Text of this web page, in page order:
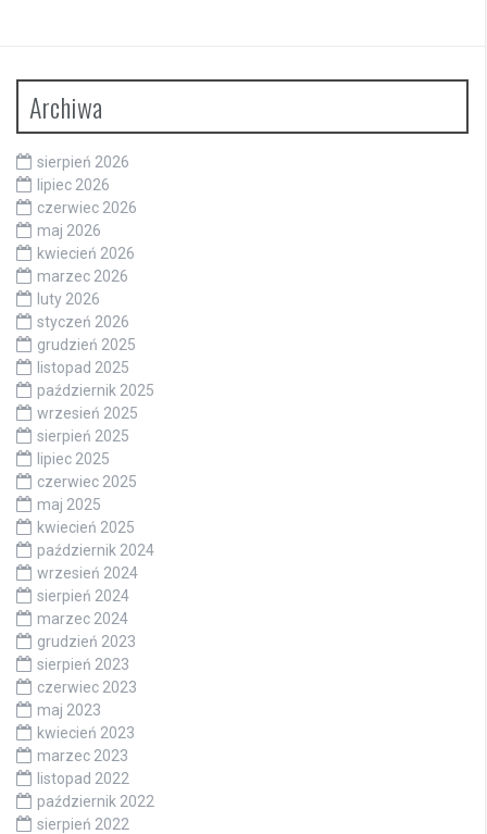
Archiwa
sierpień 2026
lipiec 2026
czerwiec 2026
maj 2026
kwiecień 2026
marzec 2026
luty 2026
styczeń 2026
grudzień 2025
listopad 2025
październik 2025
wrzesień 2025
sierpień 2025
lipiec 2025
czerwiec 2025
maj 2025
kwiecień 2025
październik 2024
wrzesień 2024
sierpień 2024
marzec 2024
grudzień 2023
sierpień 2023
czerwiec 2023
maj 2023
kwiecień 2023
marzec 2023
listopad 2022
październik 2022
sierpień 2022